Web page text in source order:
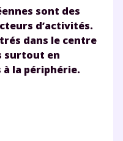
sont des
d’activités.
dans le centre
surtout en
la périphérie.